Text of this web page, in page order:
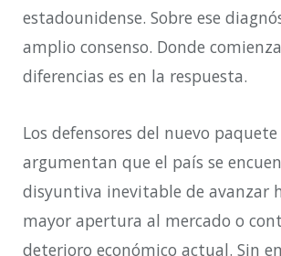
estadounidense. Sobre ese
amplio consenso. Donde
diferencias es en la respuesta.
Los defensores del nuevo
argumentan que el país se
disyuntiva inevitable de avanzar
mayor apertura al mercado o
deterioro económico actual. Sin